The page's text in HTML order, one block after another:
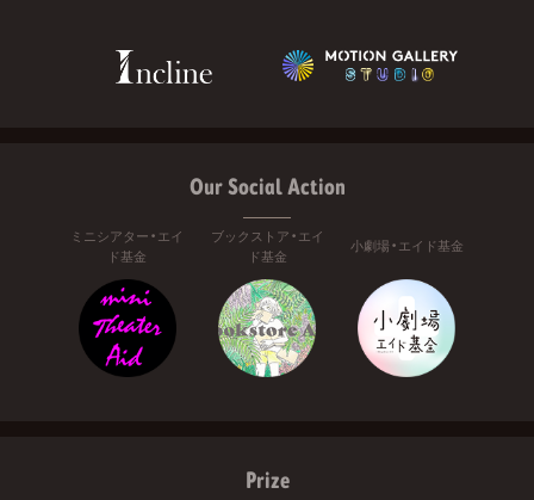
Our Social Action
ミニシアター・エイ
ド基金
ブックストア・エイ
ド基金
小劇場・エイド基金
Prize